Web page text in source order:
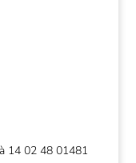
14 02 48 01481